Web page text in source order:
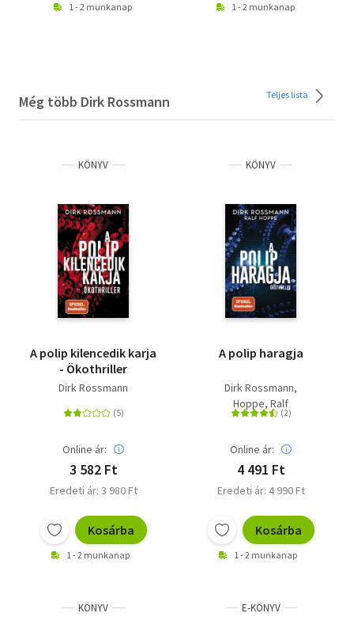
1 - 2 munkanap 1 - 2 munkanap
Még több Dirk Rossmann Teljes lista
KÖNYV
A polip kilencedik karja
- Ökothriller
Dirk Rossmann
Online ár:
3 582 Ft
Eredeti ár: 3 980 Ft
Kosárba
1 - 2 munkanap
KÖNYV
A polip haragja
Dirk Rossmann
Hoppe, Ralf
Online ár:
4 491 Ft
Eredeti ár: 4 990 Ft
Kosárba
1 - 2 munkanap
KÖNYV E-KÖNYV